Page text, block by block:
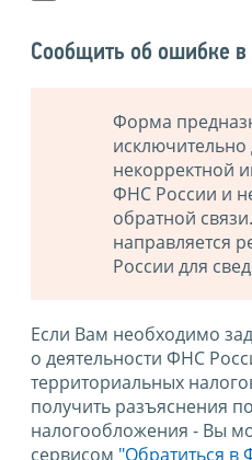
Сообщить об ошибке в
Форма
некорректной
ФНС России и
обратной
направляется
России для
Если Вам необходимо
о деятельности ФНС
территориальных
получить разъяснения
налогообложения - Вы
сервисом "Обратиться в